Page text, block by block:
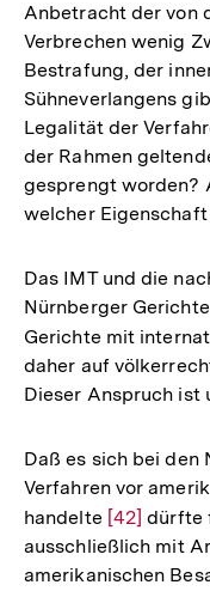
Anbetracht der von
Verbrechen wenig
Bestrafung, der
Sühneverlangens
Legalität der
der Rahmen
gesprengt worden?
welcher
Das IMT und die
Nürnberger
Gerichte mit
daher auf
Dieser Anspruch ist
Daß es sich bei den
Verfahren vor
handelte Zur
Auflösung
der
[42] dürfte
ausschließlich mit
amerikanischen